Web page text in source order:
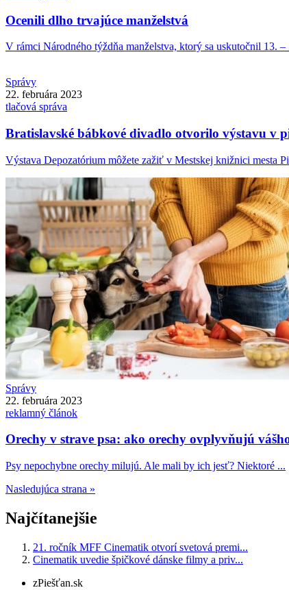
Ocenili dlho trvajúce manželstvá
V rámci Národného týždňa manželstva, ktorý sa uskutočnil 13. –
Správy
22. februára 2023
tlačová správa
Bratislavské bábkové divadlo otvorilo výstavu v
Výstava Depozatórium môžete zažiť v Mestskej knižnici mesta
Správy
22. februára 2023
reklamný článok
Orechy v strave psa: ako orechy ovplyvňujú
Psy nepochybne orechy milujú. Ale mali by ich jesť? Niektoré ...
Nasledujúca strana »
Najčítanejšie
21. ročník MFF Cinematik otvorí svetová premi...
Cinematik uvedie špičkové dánske filmy a priv...
zPiešťan.sk